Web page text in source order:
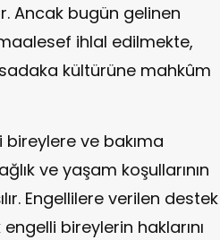
Ancak bugün gelinen
ihlal edilmekte,
kültürüne mahkûm
ve bakıma
ve yaşam koşullarının
Engellilere verilen destek
bireylerin haklarını